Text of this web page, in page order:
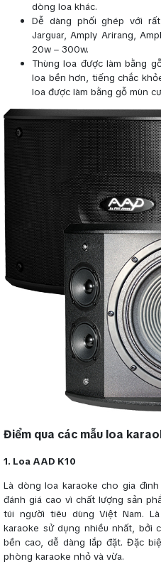
dòng loa khác.
Dễ dàng phối ghép với
Jarguar, Amply Arirang,
20w – 300w.
Thùng loa được làm bằng
loa bền hơn, tiếng chắc
loa được làm bằng gỗ mùn
Điểm qua các mẫu loa
1. Loa AAD K10
Là dòng loa karaoke cho gia
đánh giá cao vì chất lượng sản
túi người tiêu dùng Việt Nam.
karaoke sử dụng nhiều nhất, bởi
bền cao, dễ dàng lắp đặt. Đặc
phòng karaoke nhỏ và vừa.